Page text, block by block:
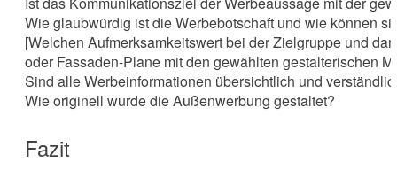
Wie glaubwürdig ist die Werbebotschaft und wie können
[Welchen Aufmerksamkeitswert bei der Zielgruppe und
oder Fassaden-Plane mit den gewählten gestalterischen
Sind alle Werbeinformationen übersichtlich und
Wie originell wurde die Außenwerbung gestaltet?
Fazit